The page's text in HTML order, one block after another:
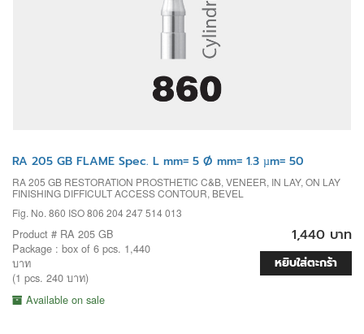
RA 205 GB FLAME Spec. L mm= 5 Ø mm= 1.3 µm= 50
RA 205 GB RESTORATION PROSTHETIC C&B, VENEER, IN LAY, ON LAY
FINISHING DIFFICULT ACCESS CONTOUR, BEVEL
Fig. No. 860 ISO 806 204 247 514 013
Product # RA 205 GB
Package : box of 6 pcs. 1,440
บาท
(1 pcs. 240 บาท)
Available on sale
1,440 บาท
หยิบใส่ตะกร้า